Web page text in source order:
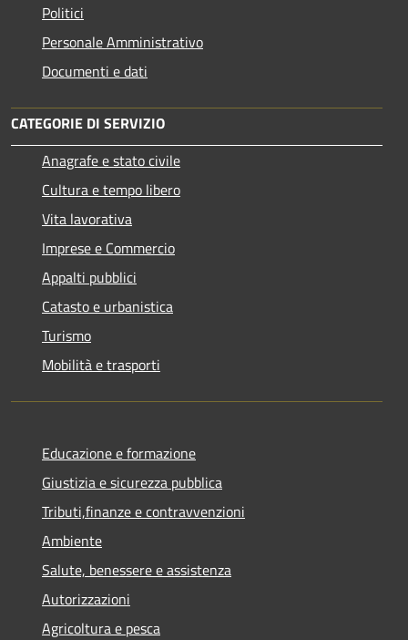
Politici
Personale Amministrativo
Documenti e dati
CATEGORIE DI SERVIZIO
Anagrafe e stato civile
Cultura e tempo libero
Vita lavorativa
Imprese e Commercio
Appalti pubblici
Catasto e urbanistica
Turismo
Mobilità e trasporti
Educazione e formazione
Giustizia e sicurezza pubblica
Tributi,finanze e contravvenzioni
Ambiente
Salute, benessere e assistenza
Autorizzazioni
Agricoltura e pesca